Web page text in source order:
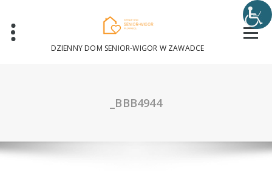
content
DZIENNY DOM SENIOR-WIGOR W ZAWADCE
_BBB4944